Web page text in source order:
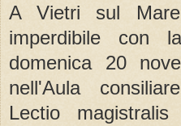
A Vietri sul
imperdibile con
domenica 20
nell'Aula
Lectio